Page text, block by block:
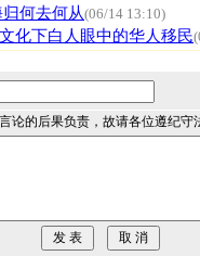
何去何从(06/14 13:10)
化下白人眼中的华人移民
论的后果负责，故请各位遵纪守